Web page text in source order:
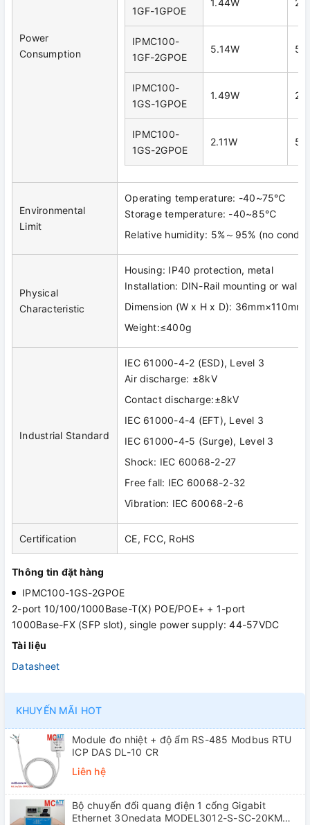
Power
Consumption
1GF-1GPOE
1.44W
IPMC100-
1GF-2GPOE
5.14W
IPMC100-
1GS-1GPOE
1.49W
IPMC100-
1GS-2GPOE
2.11W
Environmental
Limit
Operating temperature: -40~75℃
Storage temperature: -40~85℃
Relative humidity: 5%～95% (no
Physical
Characteristic
Housing: IP40 protection, metal
Installation: DIN-Rail mounting or wall
Dimension (W x H x D):
Weight:≤400g
Industrial Standard
IEC 61000-4-2 (ESD), Level 3
Air discharge: ±8kV
Contact discharge:±8kV
IEC 61000-4-4 (EFT), Level 3
IEC 61000-4-5 (Surge), Level 3
Shock: IEC 60068-2-27
Free fall: IEC 60068-2-32
Vibration: IEC 60068-2-6
Certification CE, FCC, RoHS
Thông tin đặt hàng
IPMC100-1GS-2GPOE
2-port 10/100/1000Base-T(X) POE/POE+ + 1-port
1000Base-FX (SFP slot), single power supply: 44-57VDC
Tài liệu
Datasheet
KHUYẾN MÃI HOT
Module đo nhiệt + độ ẩm RS-485 Modbus RTU
ICP DAS DL-10 CR
Liên hệ
Bộ chuyển đổi quang điện 1 cổng Gigabit
Ethernet 3Onedata MODEL3012-S-SC-20KM